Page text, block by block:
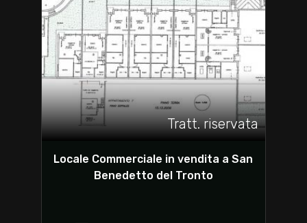
Tratt. riservata
Locale Commerciale in vendita a San
Benedetto del Tronto